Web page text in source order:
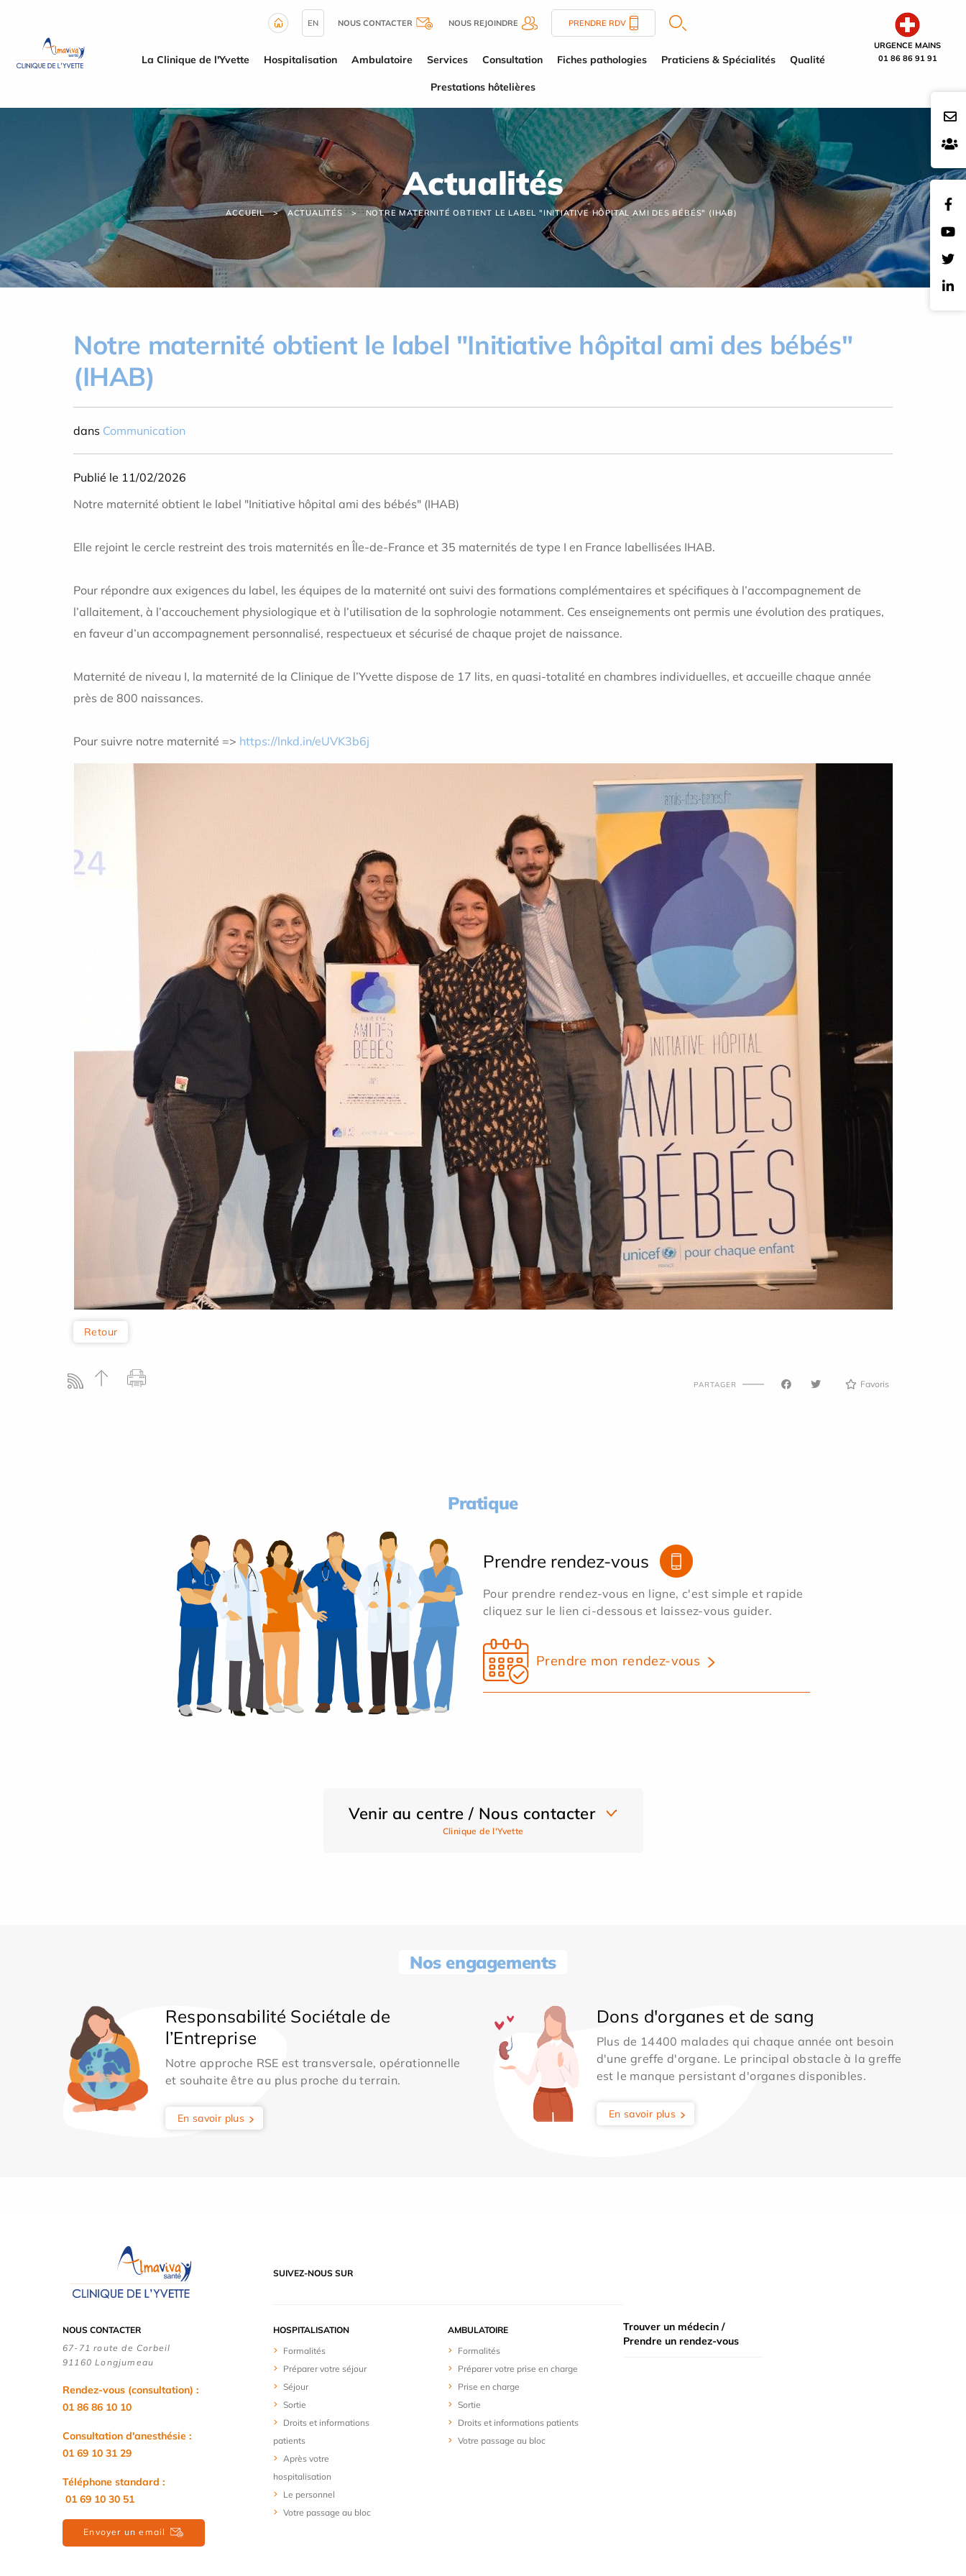
URGENCE MAINS
01 86 86 91 91
EN NOUS CONTACTER NOUS REJOINDRE PRENDRE RDV
La Clinique de l'Yvette Hospitalisation Ambulatoire Services Consultation Fiches pathologies Praticiens & Spécialités Qualité
Prestations hôtelières
Actualités
ACCUEIL ACTUALITÉS NOTRE MATERNITÉ OBTIENT LE LABEL "INITIATIVE HÔPITAL AMI DES BÉBÉS" (IHAB)
Notre maternité obtient le label "Initiative hôpital ami des bébés"
(IHAB)
dans Communication
Publié le 11/02/2026
Notre maternité obtient le label "Initiative hôpital ami des bébés" (IHAB)
Elle rejoint le cercle restreint des trois maternités en Île-de-France et 35 maternités de type I en France labellisées IHAB.
Pour répondre aux exigences du label, les équipes de la maternité ont suivi des formations complémentaires et spécifiques à l’accompagnement de
l’allaitement, à l’accouchement physiologique et à l’utilisation de la sophrologie notamment. Ces enseignements ont permis une évolution des pratiques,
en faveur d’un accompagnement personnalisé, respectueux et sécurisé de chaque projet de naissance.
Maternité de niveau I, la maternité de la Clinique de l’Yvette dispose de 17 lits, en quasi-totalité en chambres individuelles, et accueille chaque année
près de 800 naissances.
Pour suivre notre maternité => https://lnkd.in/eUVK3b6j
Retour
PARTAGER Favoris
Pratique
Prendre rendez-vous
Pour prendre rendez-vous en ligne, c'est simple et rapide
cliquez sur le lien ci-dessous et laissez-vous guider.
Prendre mon rendez-vous
Venir au centre / Nous contacter
Clinique de l'Yvette
Nos engagements
Responsabilité Sociétale de
l’Entreprise
Notre approche RSE est transversale, opérationnelle
et souhaite être au plus proche du terrain.
En savoir plus
Dons d'organes et de sang
Plus de 14400 malades qui chaque année ont besoin
d'une greffe d'organe. Le principal obstacle à la greffe
est le manque persistant d'organes disponibles.
En savoir plus
SUIVEZ-NOUS SUR
NOUS CONTACTER
67-71 route de Corbeil
91160 Longjumeau
Rendez-vous (consultation) :
01 86 86 10 10
Consultation d'anesthésie :
01 69 10 31 29
Téléphone standard :
01 69 10 30 51
Envoyer un email
HOSPITALISATION
Formalités
Préparer votre séjour
Séjour
Sortie
Droits et informations
patients
Après votre
hospitalisation
Le personnel
Votre passage au bloc
AMBULATOIRE
Formalités
Préparer votre prise en charge
Prise en charge
Sortie
Droits et informations patients
Votre passage au bloc
Trouver un médecin /
Prendre un rendez-vous